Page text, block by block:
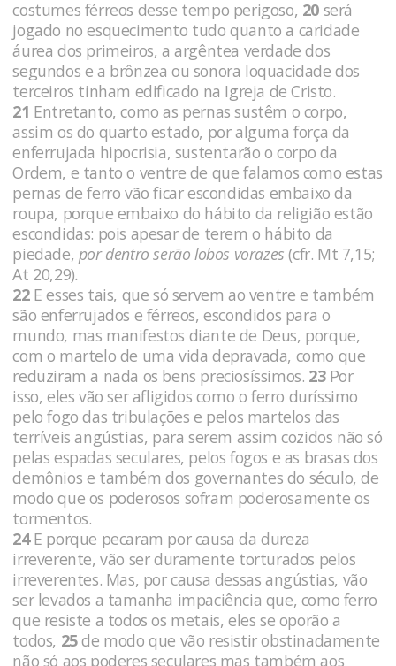
costumes férreos desse tempo perigoso, 20 será
jogado no esquecimento tudo quanto a caridade
áurea dos primeiros, a argêntea verdade dos
segundos e a brônzea ou sonora loquacidade dos
terceiros tinham edificado na Igreja de Cristo.
21 Entretanto, como as pernas sustêm o corpo,
assim os do quarto estado, por alguma força da
enferrujada hipocrisia, sustentarão o corpo da
Ordem, e tanto o ventre de que falamos como estas
pernas de ferro vão ficar escondidas embaixo da
roupa, porque embaixo do hábito da religião estão
escondidas: pois apesar de terem o hábito da
piedade, por dentro serão lobos vorazes (cfr. Mt 7,15;
At 20,29).
22E esses tais, que só servem ao ventre e também
são enferrujados e férreos, escondidos para o
mundo, mas manifestos diante de Deus, porque,
com o martelo de uma vida depravada, como que
reduziram a nada os bens preciosíssimos. 23 Por
isso, eles vão ser afligidos como o ferro duríssimo
pelo fogo das tribulações e pelos martelos das
terríveis angústias, para serem assim cozidos não só
pelas espadas seculares, pelos fogos e as brasas dos
demônios e também dos governantes do século, de
modo que os poderosos sofram poderosamente os
tormentos.
24E porque pecaram por causa da dureza
irreverente, vão ser duramente torturados pelos
irreverentes. Mas, por causa dessas angústias, vão
ser levados a tamanha impaciência que, como ferro
que resiste a todos os metais, eles se oporão a
todos, 25de modo que vão resistir obstinadamente
não só aos poderes seculares mas também aos